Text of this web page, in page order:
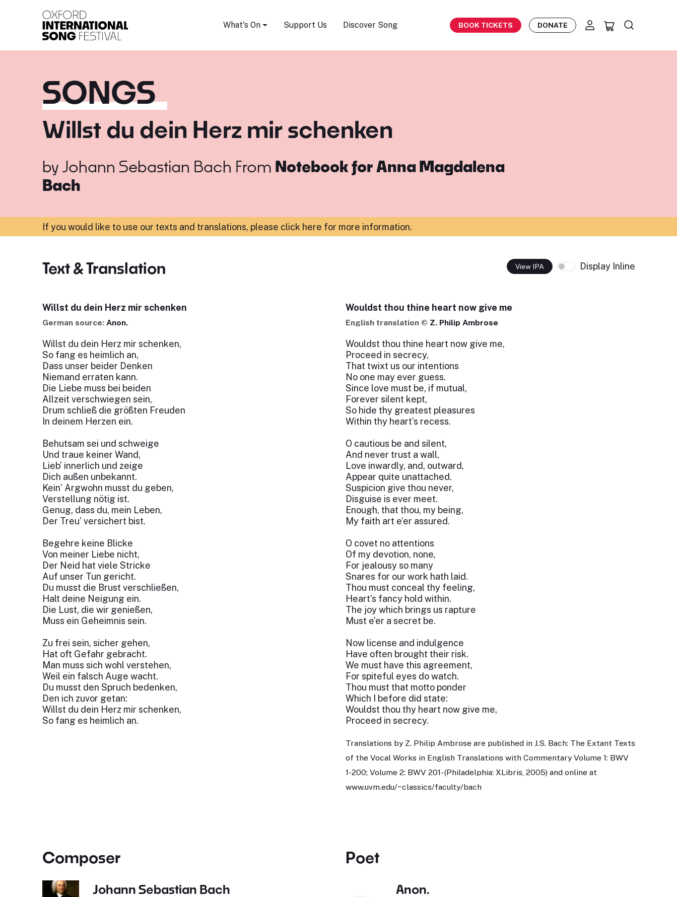
What's On Support Us Discover Song BOOK TICKETS DONATE
SONGS
Willst du dein Herz mir schenken
by Johann Sebastian Bach From Notebook for Anna Magdalena
Bach
If you would like to use our texts and translations, please click here for more information.
Text & Translation View IPA Display Inline
Willst du dein Herz mir schenken
German source: Anon.
Willst du dein Herz mir schenken,
So fang es heimlich an,
Dass unser beider Denken
Niemand erraten kann.
Die Liebe muss bei beiden
Allzeit verschwiegen sein,
Drum schließ die größten Freuden
In deinem Herzen ein.
Behutsam sei und schweige
Und traue keiner Wand,
Lieb’ innerlich und zeige
Dich außen unbekannt.
Kein’ Argwohn musst du geben,
Verstellung nötig ist.
Genug, dass du, mein Leben,
Der Treu’ versichert bist.
Begehre keine Blicke
Von meiner Liebe nicht,
Der Neid hat viele Stricke
Auf unser Tun gericht.
Du musst die Brust verschließen,
Halt deine Neigung ein.
Die Lust, die wir genießen,
Muss ein Geheimnis sein.
Zu frei sein, sicher gehen,
Hat oft Gefahr gebracht.
Man muss sich wohl verstehen,
Weil ein falsch Auge wacht.
Du musst den Spruch bedenken,
Den ich zuvor getan:
Willst du dein Herz mir schenken,
So fang es heimlich an.
Wouldst thou thine heart now give me
English translation © Z. Philip Ambrose
Wouldst thou thine heart now give me,
Proceed in secrecy,
That twixt us our intentions
No one may ever guess.
Since love must be, if mutual,
Forever silent kept,
So hide thy greatest pleasures
Within thy heart’s recess.
O cautious be and silent,
And never trust a wall,
Love inwardly, and, outward,
Appear quite unattached.
Suspicion give thou never,
Disguise is ever meet.
Enough, that thou, my being,
My faith art e’er assured.
O covet no attentions
Of my devotion, none,
For jealousy so many
Snares for our work hath laid.
Thou must conceal thy feeling,
Heart’s fancy hold within.
The joy which brings us rapture
Must e’er a secret be.
Now license and indulgence
Have often brought their risk.
We must have this agreement,
For spiteful eyes do watch.
Thou must that motto ponder
Which I before did state:
Wouldst thou thy heart now give me,
Proceed in secrecy.
Translations by Z. Philip Ambrose are published in J.S. Bach: The Extant Texts
of the Vocal Works in English Translations with Commentary Volume 1: BWV
1-200; Volume 2: BWV 201- (Philadelphia: XLibris, 2005) and online at
www.uvm.edu/~classics/faculty/bach
Composer
Johann Sebastian Bach
Poet
Anon.